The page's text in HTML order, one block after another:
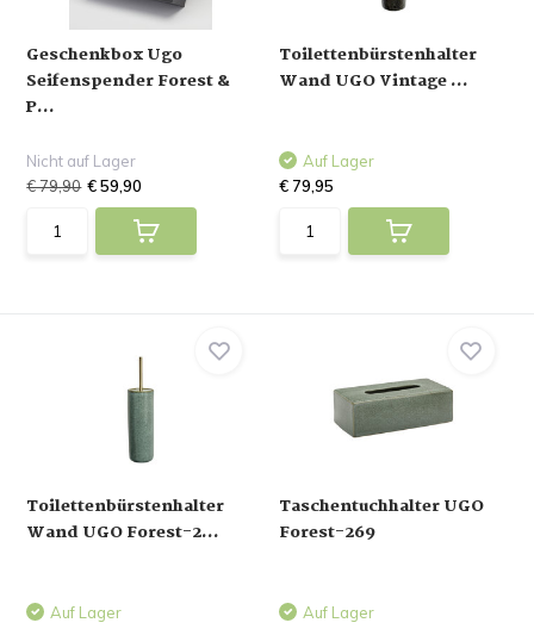
Geschenkbox Ugo
Seifenspender Forest &
P...
Nicht auf Lager
€ 79,90 € 59,90
Toilettenbürstenhalter
Wand UGO Vintage ...
Auf Lager
€ 79,95
Toilettenbürstenhalter
Wand UGO Forest-2...
Auf Lager
Taschentuchhalter UGO
Forest-269
Auf Lager